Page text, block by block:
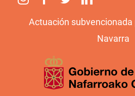
Actuación subvencionada
Navarra